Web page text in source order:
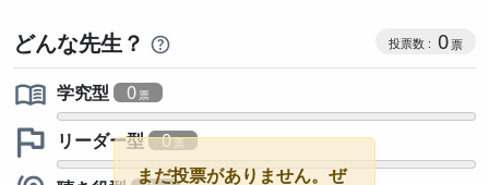
どんな先生？ コミュニ
0
学究型
0
リーダー型
0
まだ投票がありません。ぜ